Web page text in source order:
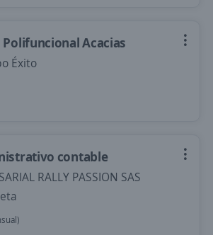
Acacias
Éxito
contable
RALLY PASSION SAS